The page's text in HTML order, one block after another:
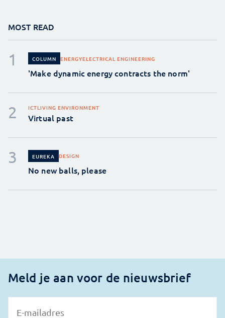
MOST READ
COLUMN ENERGYELECTRICAL ENGINEERING
'Make dynamic energy contracts the norm'
ICTLIVING ENVIRONMENT
Virtual past
EUREKA DESIGN
No new balls, please
Meld je aan voor de nieuwsbrief